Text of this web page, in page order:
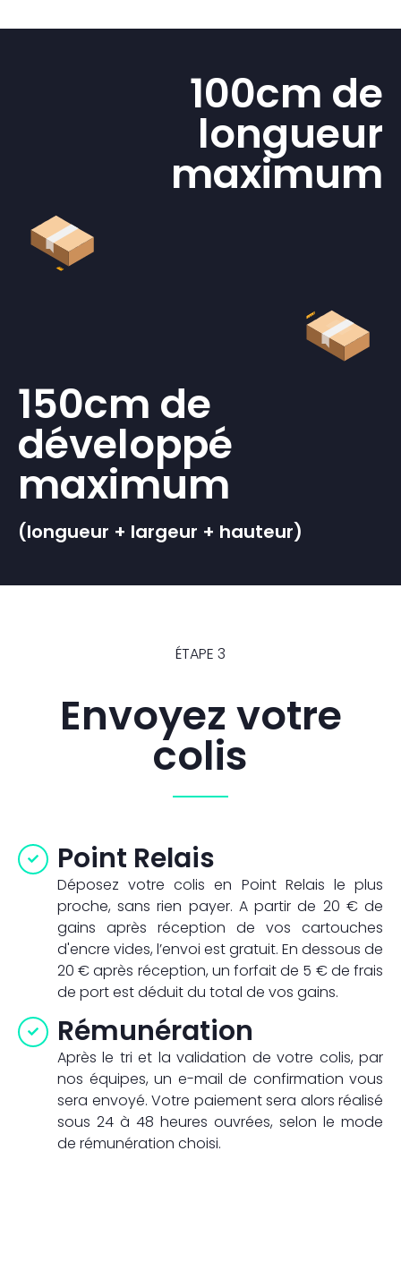
100cm de
longueur
maximum
150cm de
développé
maximum
(longueur + largeur + hauteur)
ÉTAPE 3
Envoyez votre
colis
Point Relais
Déposez votre colis en Point Relais le plus
proche, sans rien payer. A partir de 20 € de
gains après réception de vos cartouches
d'encre vides, l’envoi est gratuit. En dessous de
20 € après réception, un forfait de 5 € de frais
de port est déduit du total de vos gains.
Rémunération
Après le tri et la validation de votre colis, par
nos équipes, un e-mail de confirmation vous
sera envoyé. Votre paiement sera alors réalisé
sous 24 à 48 heures ouvrées, selon le mode
de rémunération choisi.